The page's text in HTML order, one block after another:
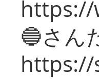
🔵さん